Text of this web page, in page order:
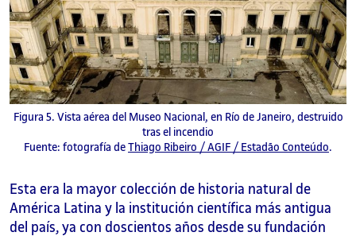
Figura 5. Vista aérea del Museo Nacional, en Río de Janeiro, destruido
tras el incendio
Fuente: fotografía deThiago Ribeiro / AGIF / Estadão Conteúdo.
Esta era la mayor colección de historia natural de
América Latina y la institución científica más antigua
del país, ya con doscientos años desde su fundación